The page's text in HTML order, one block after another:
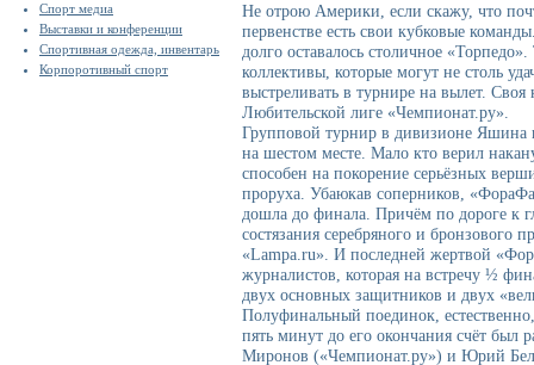
Спорт медиа
Выставки и конференции
Спортивная одежда, инвентарь
Корпоротивный спорт
Не отрою Америки, если скажу, что
первенстве есть свои кубковые
долго оставалось столичное
коллективы, которые могут не столь
выстреливать в турнире на вылет.
Любительской лиге «Чемпионат.ру».
Групповой турнир в дивизионе Яшина
на шестом месте. Мало кто верил
способен на покорение серьёзных
проруха. Убаюкав соперников,
дошла до финала. Причём по дороге к
состязания серебряного и бронзового
«Lampa.ru». И последней жертвой
журналистов, которая на встречу ½
двух основных защитников и двух
Полуфинальный поединок,
пять минут до его окончания счёт
Миронов («Чемпионат.ру») и Юрий